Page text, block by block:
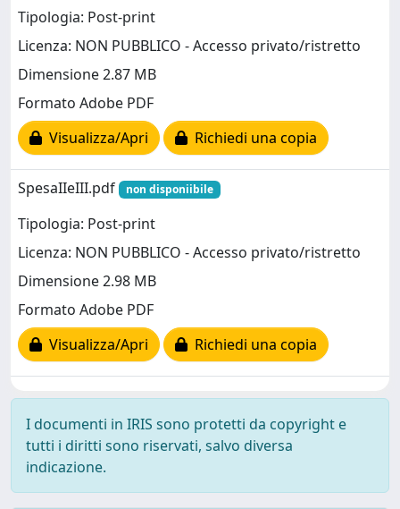
Tipologia: Post-print
Licenza: NON PUBBLICO - Accesso privato/ristretto
Dimensione 2.87 MB
Formato Adobe PDF
Visualizza/Apri
Richiedi una copia
SpesaIIeIII.pdf non disponiibile
Tipologia: Post-print
Licenza: NON PUBBLICO - Accesso privato/ristretto
Dimensione 2.98 MB
Formato Adobe PDF
Visualizza/Apri
Richiedi una copia
I documenti in IRIS sono protetti da copyright e
tutti i diritti sono riservati, salvo diversa
indicazione.